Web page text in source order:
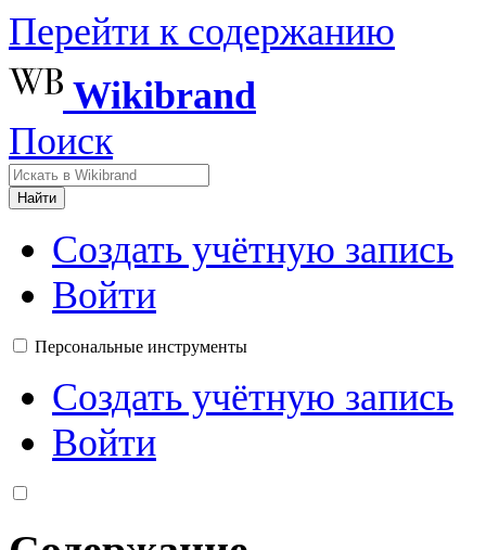
Перейти к содержанию
Wikibrand
Поиск
Найти
Создать учётную запись
Войти
Персональные инструменты
Создать учётную запись
Войти